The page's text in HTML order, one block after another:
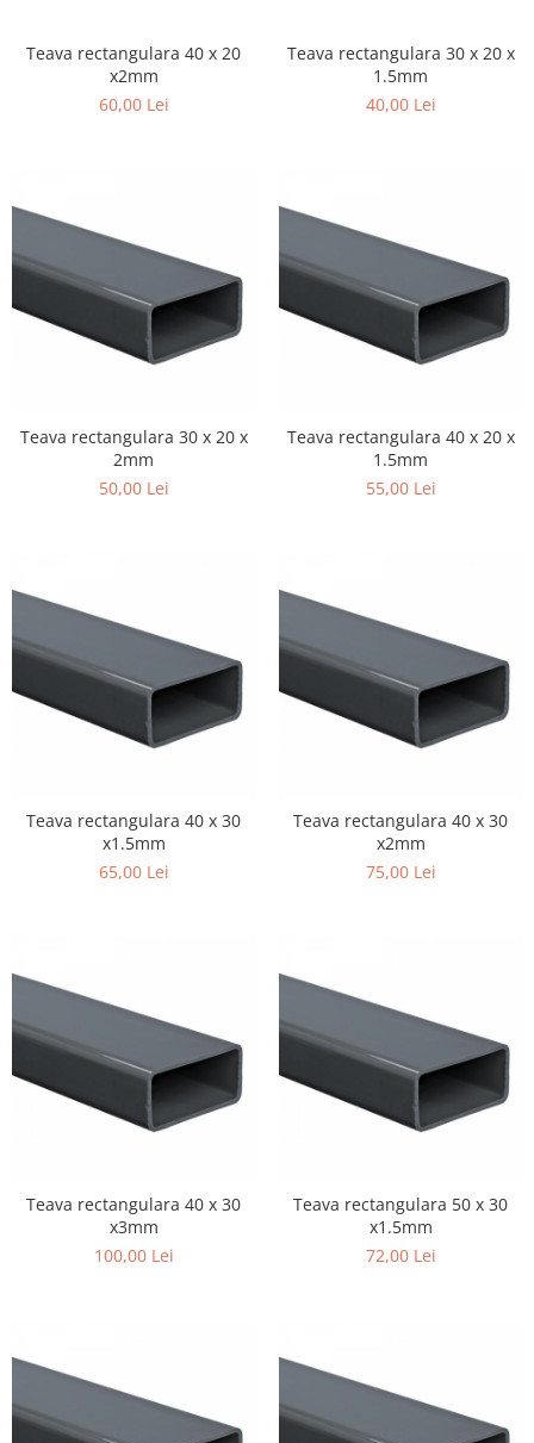
Plasa sudata
Sipca metalica
Tabla lisa
Tabla neagra
Cuie, Sarma, Distantieri
Cuie beton
Cuie constructii
Distantiere cofraje
Sarma neagra
Sarma zincata
Teava rectangulara 40 x 20
x2mm
60,00 Lei
Teava rectangulara 30 x 20 x
1.5mm
40,00 Lei
Teava rectangulara 30 x 20 x
2mm
50,00 Lei
Teava rectangulara 40 x 20 x
1.5mm
55,00 Lei
Teava rectangulara 40 x 30
x1.5mm
65,00 Lei
Teava rectangulara 40 x 30
x2mm
75,00 Lei
Teava rectangulara 40 x 30
x3mm
100,00 Lei
Teava rectangulara 50 x 30
x1.5mm
72,00 Lei